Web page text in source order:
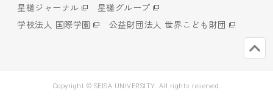
星槎ジャーナル
星槎グループ
学校法人 国際学園
公益財団法人 世界こども財団
Copyright © SEISA UNIVERSITY. All rights reserved.